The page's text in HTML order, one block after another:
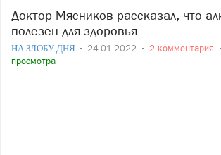
Доктор Мясников рассказал, что алкоголь очень
полезен для здоровья
НА ЗЛОБУ ДНЯ 24-01-2022 2 комментария
просмотра